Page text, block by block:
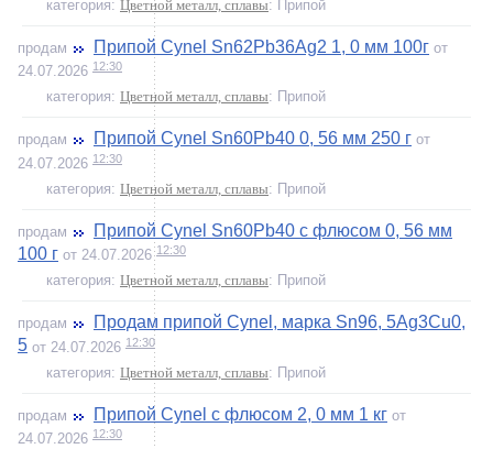
категория: Цветной металл, сплавы: Припой
продам Припой Cynel Sn62Pb36Ag2 1, 0 мм 100г от
24.07.2026 12:30
категория: Цветной металл, сплавы: Припой
продам Припой Cynel Sn60Pb40 0, 56 мм 250 г от
24.07.2026 12:30
категория: Цветной металл, сплавы: Припой
продам
Припой Cynel Sn60Pb40 с флюсом 0, 56 мм
100 г от 24.07.202612:30
категория: Цветной металл, сплавы: Припой
продам
Продам припой Cynel, марка Sn96, 5Ag3Cu0,
5 от 24.07.2026 12:30
категория: Цветной металл, сплавы: Припой
продам Припой Cynel с флюсом 2, 0 мм 1 кг от
24.07.2026 12:30